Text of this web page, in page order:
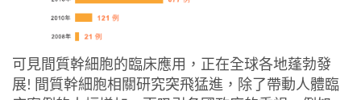
可見間質幹細胞的臨床應用，正在全球各地蓬勃發
展! 間質幹細胞相關研究突飛猛進，除了帶動人體臨